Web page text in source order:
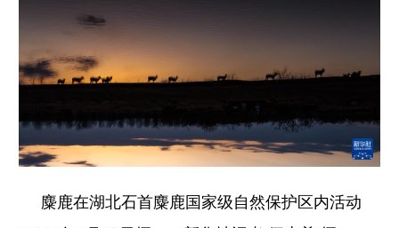
麋鹿在湖北石首麋鹿国家级自然保护区内活动